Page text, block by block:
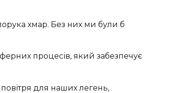
хмар. Без них ми були б
процесів, який забезпечує
для наших легень,